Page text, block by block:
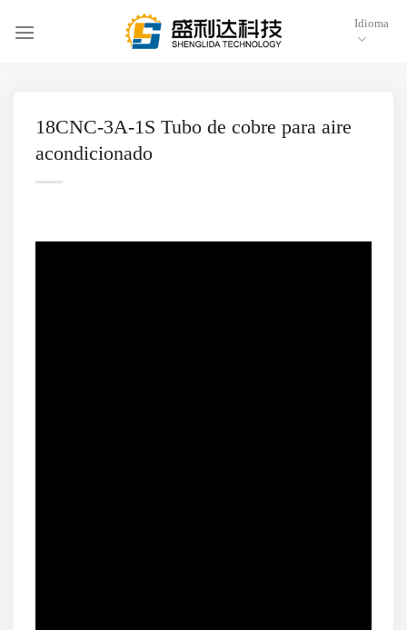
Idioma
18CNC-3A-1S Tubo de cobre para aire
acondicionado